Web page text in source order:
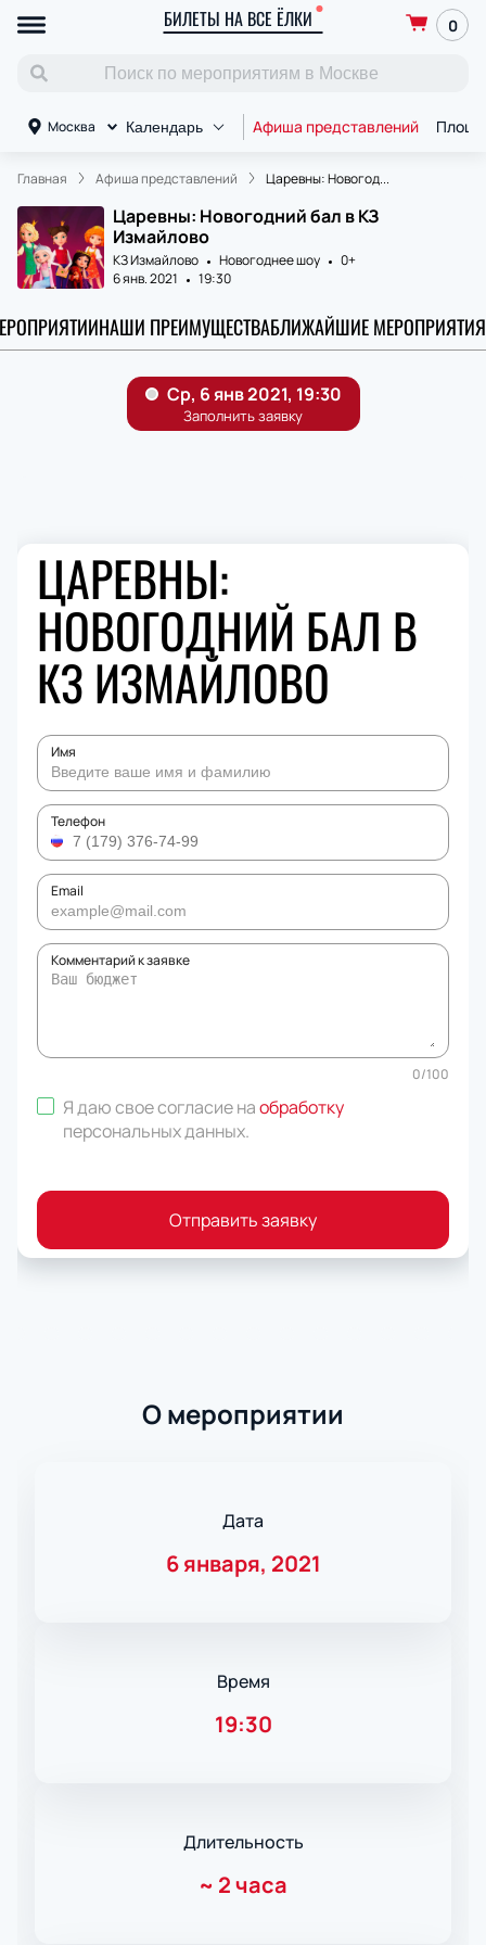
БИЛЕТЫ НА ВСЕ ЁЛКИ 0
Москва Календарь Афиша представлений
Главная Афиша представлений Царевны: Новогод...
Царевны: Новогодний бал в КЗ
Измайлово
КЗ Измайлово Новогоднее шоу
0+
6 янв. 2021
19:30
НАШИ ПРЕИМУЩЕСТВАБЛИЖАЙШИЕ МЕРОПРИЯТИЯ
ЦАРЕВНЫ:
НОВОГОДНИЙ БАЛ В
КЗ ИЗМАЙЛОВО
Имя
Телефон
Email
Комментарий к заявке
0/100
Я даю свое согласие наобработку
персональных данных.
Отправить заявку
О мероприятии
Дата
6 января, 2021
Время
19:30
Длительность
~ 2 часа